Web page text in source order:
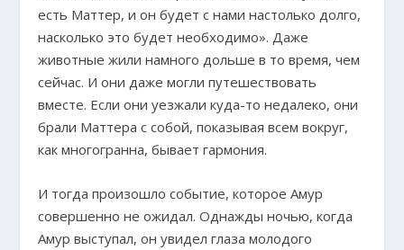
есть Маттер, и он будет с нами настолько долго,
насколько это будет необходимо». Даже
животные жили намного дольше в то время, чем
сейчас. И они даже могли путешествовать
вместе. Если они уезжали куда-то недалеко, они
брали Маттера с собой, показывая всем вокруг,
как многогранна, бывает гармония.
И тогда произошло событие, которое Амур
совершенно не ожидал. Однажды ночью, когда
Амур выступал, он увидел глаза молодого